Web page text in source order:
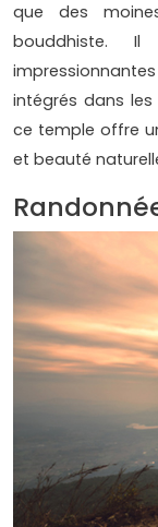
que des
bouddhiste.
intégrés dans
ce temple offre
et beauté